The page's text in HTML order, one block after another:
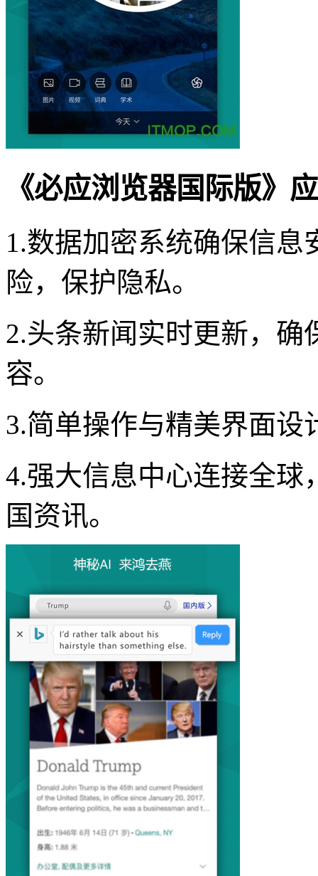
《必应浏览器国际版》
1.数据加密系统确保信
险，保护隐私。
2.头条新闻实时更新，
容。
3.简单操作与精美界面
4.强大信息中心连接全球
国资讯。